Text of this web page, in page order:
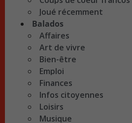
Joué récemment
Balados
Affaires
Art de vivre
Bien-être
Emploi
Finances
Infos citoyennes
Loisirs
Musique